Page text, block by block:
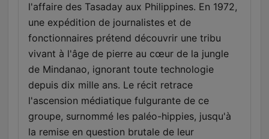
l'affaire des Tasaday aux Philippines. En 1972,
une expédition de journalistes et de
fonctionnaires prétend découvrir une tribu
vivant à l'âge de pierre au cœur de la jungle
de Mindanao, ignorant toute technologie
depuis dix mille ans. Le récit retrace
l'ascension médiatique fulgurante de ce
groupe, surnommé les paléo-hippies, jusqu'à
la remise en question brutale de leur